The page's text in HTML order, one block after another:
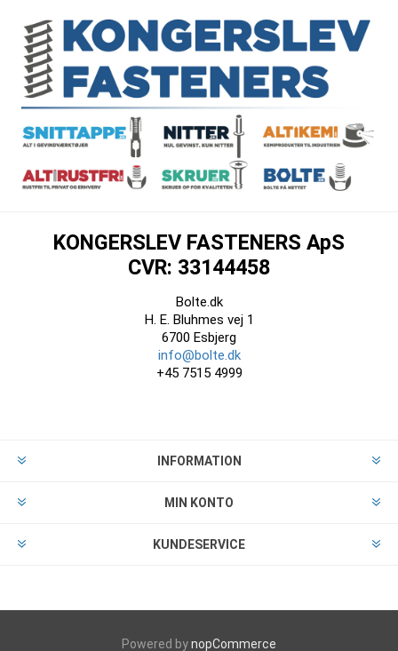
KONGERSLEV FASTENERS ApS
CVR: 33144458
Bolte.dk
H. E. Bluhmes vej 1
6700 Esbjerg
info@bolte.dk
+45 7515 4999
INFORMATION
MIN KONTO
KUNDESERVICE
Powered bynopCommerce